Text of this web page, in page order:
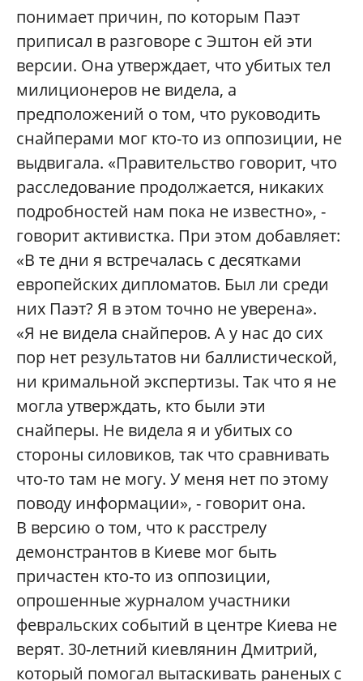
понимает причин, по которым Паэт
приписал в разговоре с Эштон ей эти
версии. Она утверждает, что убитых тел
милиционеров не видела, а
предположений о том, что руководить
снайперами мог кто-то из оппозиции, не
выдвигала. «Правительство говорит, что
расследование продолжается, никаких
подробностей нам пока не известно», -
говорит активистка. При этом добавляет:
«В те дни я встречалась с десятками
европейских дипломатов. Был ли среди
них Паэт? Я в этом точно не уверена».
«Я не видела снайперов. А у нас до сих
пор нет результатов ни баллистической,
ни кримальной экспертизы. Так что я не
могла утверждать, кто были эти
снайперы. Не видела я и убитых со
стороны силовиков, так что сравнивать
что-то там не могу. У меня нет по этому
поводу информации», - говорит она.
В версию о том, что к расстрелу
демонстрантов в Киеве мог быть
причастен кто-то из оппозиции,
опрошенные журналом участники
февральских событий в центре Киева не
верят. 30-летний киевлянин Дмитрий,
который помогал вытаскивать раненых с